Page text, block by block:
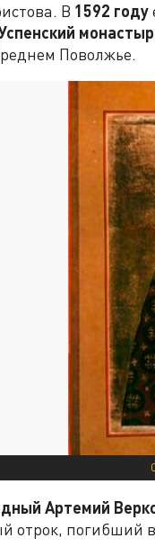
В 1592 году
Поволжье.
Артемий
отрок, погибший